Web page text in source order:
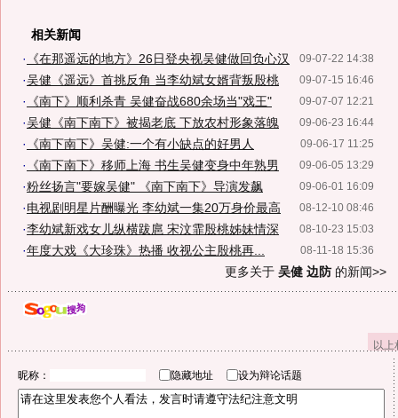
相关新闻
09-07-22 14:38
· 《在那遥远的地方》26日登央视吴健做回负心汉
09-07-15 16:46
·吴健《遥远》首挑反角 当李幼斌女婿背叛殷桃
09-07-07 12:21
· 《南下》顺利杀青 吴健奋战680余场当"戏王"
09-06-23 16:44
·吴健《南下南下》被揭老底 下放农村形象落魄
09-06-17 11:25
· 《南下南下》吴健:一个有小缺点的好男人
09-06-05 13:29
· 《南下南下》移师上海 书生吴健变身中年熟男
09-06-01 16:09
·粉丝扬言"要嫁吴健" 《南下南下》导演发飙
08-12-10 08:46
·电视剧明星片酬曝光 李幼斌一集20万身价最高
08-10-23 15:03
·李幼斌新戏女儿纵横跋扈 宋汶霏殷桃姊妹情深
08-11-18 15:36
·年度大戏《大珍珠》热播 收视公主殷桃再...
更多关于 吴健 边防的新闻>>
以
昵称： 隐藏地址 设为辩论话题